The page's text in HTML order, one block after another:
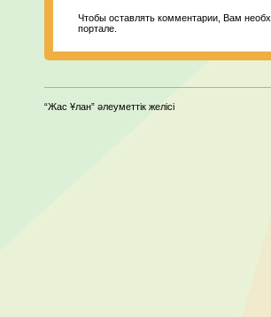
Чтобы оставлять комментарии, Вам
портале.
“Жас Ұлан” әлеуметтік желісі